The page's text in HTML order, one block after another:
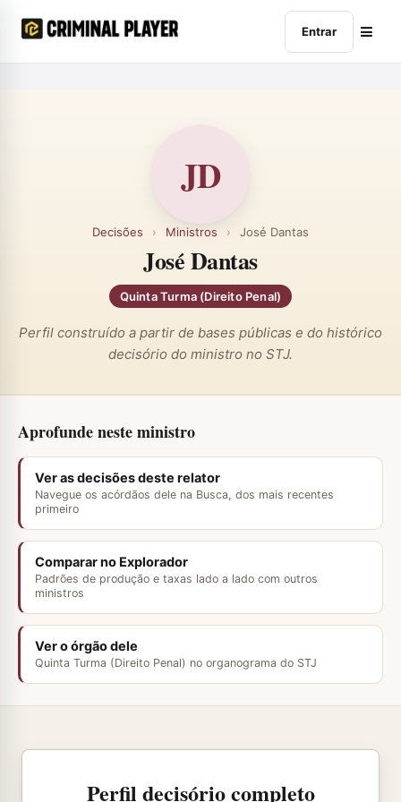
Entrar
JD
Decisões › Ministros › José Dantas
José Dantas
Quinta Turma (Direito Penal)
Perfil construído a partir de bases públicas e do histórico
decisório do ministro no STJ.
Aprofunde neste ministro
Ver as decisões deste relator
Navegue os acórdãos dele na Busca, dos mais recentes
primeiro
Comparar no Explorador
Padrões de produção e taxas lado a lado com outros
ministros
Ver o órgão dele
Quinta Turma (Direito Penal) no organograma do STJ
Perfil decisório completo